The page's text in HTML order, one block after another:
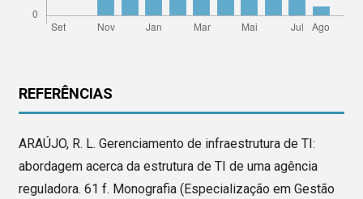
REFERÊNCIAS
ARAÚJO, R. L. Gerenciamento de infraestrutura de TI:
abordagem acerca da estrutura de TI de uma agência
reguladora. 61 f. Monografia (Especialização em Gestão